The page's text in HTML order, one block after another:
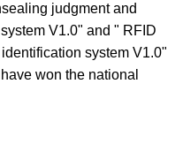
judgment and
V1.0" and " RFID
system V1.0"
won the national